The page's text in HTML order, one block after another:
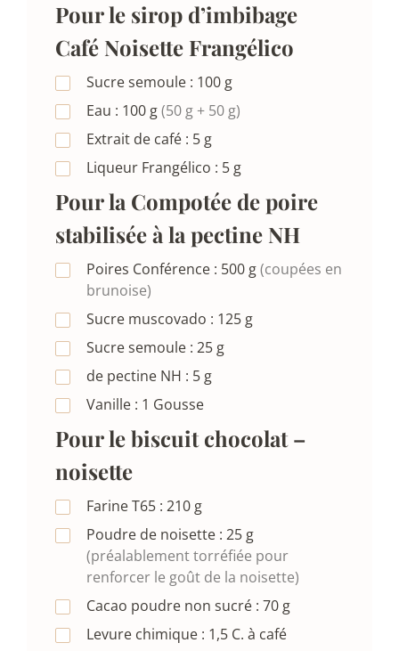
Pour le sirop d’imbibage
Café Noisette Frangélico
Sucre semoule : 100 g
Eau : 100 g(50 g + 50 g)
Extrait de café : 5 g
Liqueur Frangélico : 5 g
Pour la Compotée de poire
stabilisée à la pectine NH
Poires Conférence : 500 g(coupées en
brunoise)
Sucre muscovado : 125 g
Sucre semoule : 25 g
de pectine NH : 5 g
Vanille : 1 Gousse
Pour le biscuit chocolat –
noisette
Farine T65 : 210 g
Poudre de noisette : 25 g
(préalablement torréfiée pour
renforcer le goût de la noisette)
Cacao poudre non sucré : 70 g
Levure chimique : 1,5 C. à café